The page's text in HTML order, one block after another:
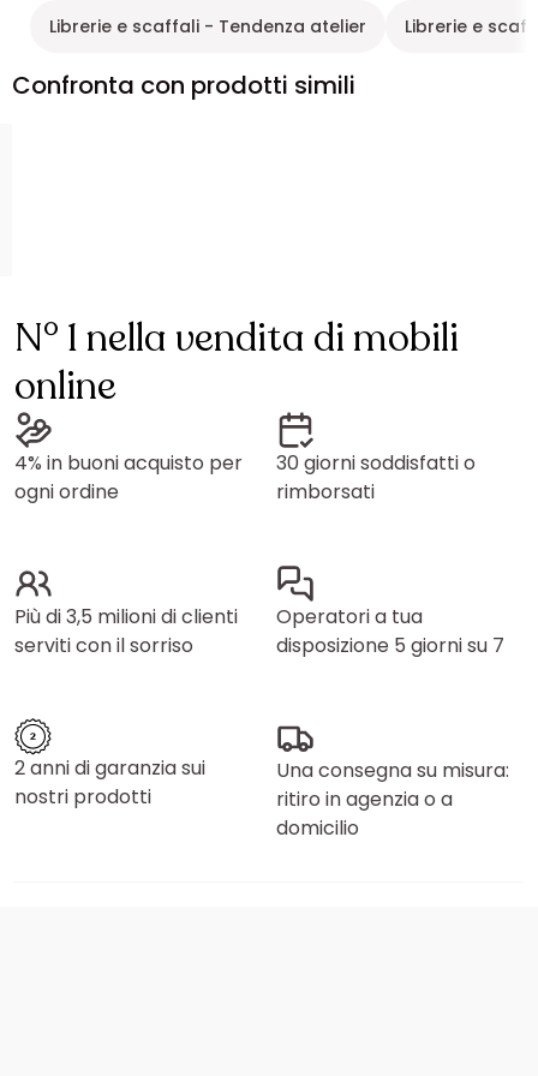
Librerie e scaffali - Tendenza atelier Librerie e
Confronta con prodotti simili
N° 1 nella vendita di mobili
online
4% in buoni acquisto per
ogni ordine
30 giorni soddisfatti o
rimborsati
Più di 3,5 milioni di clienti
serviti con il sorriso
Operatori a tua
disposizione 5 giorni su 7
2 anni di garanzia sui
nostri prodotti
Una consegna su misura:
ritiro in agenzia o a
domicilio